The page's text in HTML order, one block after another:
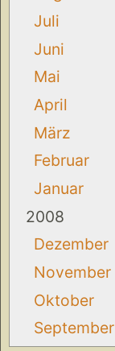
Juli
Juni
Mai
April
März
Februar
Januar
2008
Dezember
November
Oktober
September